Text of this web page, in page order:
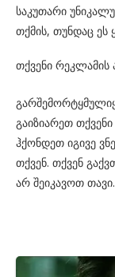
საკუთარი
თქმის, თუნდაც ეს
თქვენი
გაიზიარეთ
ჰქონდეთ იგივე
თქვენ. თქვენ
არ შეიკავოთ თავი.